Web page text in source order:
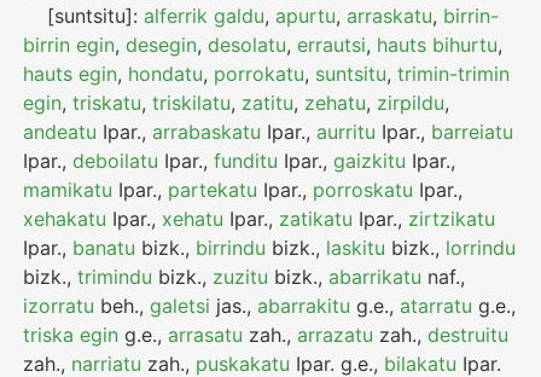
[suntsitu]:alferrik galdu,apurtu,arraskatu, birrin-
birrin egin,desegin,desolatu,errautsi, hauts bihurtu,
hauts egin, hondatu, porrokatu, suntsitu,trimin-trimin
egin,triskatu,triskilatu, zatitu, zehatu, zirpildu,
andeatu Ipar.,arrabaskatu Ipar.,aurritu Ipar., barreiatu
Ipar.,deboilatu Ipar.,funditu Ipar.,gaizkitu Ipar.,
mamikatu Ipar., partekatu Ipar., porroskatu Ipar.,
xehakatu Ipar., xehatu Ipar., zatikatu Ipar., zirtzikatu
Ipar., banatu bizk., birrindu bizk., laskitu bizk., lorrindu
bizk.,trimindu bizk., zuzitu bizk.,abarrikatu naf.,
izorratu beh.,galetsi jas.,abarrakitu g.e.,atarratu g.e.,
triska egin g.e.,arrasatu zah.,arrazatu zah.,destruitu
zah., narriatu zah., puskakatu Ipar. g.e., bilakatu Ipar.